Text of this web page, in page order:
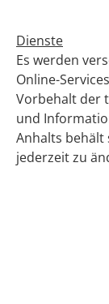
Dienste
Es werden
Online-
Vorbehalt der
und
Anhalts behält
jederzeit zu